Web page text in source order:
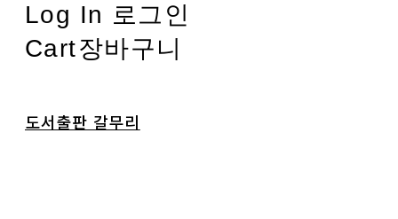
Log In 로그인
Cart장바구니
도서출판 갈무리